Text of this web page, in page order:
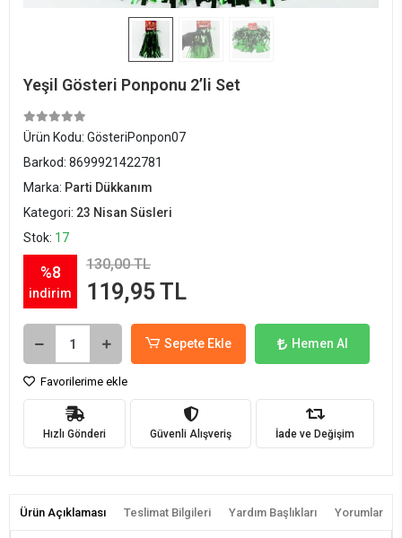
Yeşil Gösteri Ponponu 2’li Set
Ürün Kodu: GösteriPonpon07
Barkod: 8699921422781
Marka: Parti Dükkanım
Kategori: 23 Nisan Süsleri
Stok: 17
%8
indirim
130,00 TL
119,95 TL
Sepete Ekle Hemen Al
Favorilerime ekle
Hızlı Gönderi Güvenli Alışveriş İade ve Değişim
Ürün Açıklaması Teslimat Bilgileri Yardım Başlıkları Yorumlar